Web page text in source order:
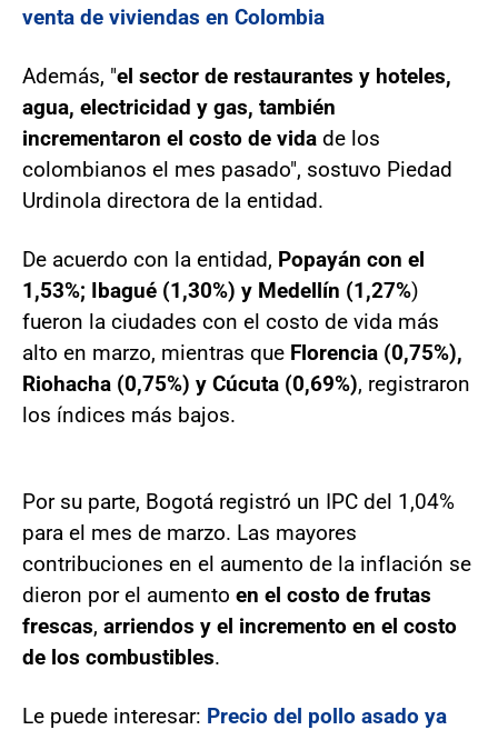
venta de viviendas en Colombia
Además, "el sector de restaurantes y hoteles,
agua, electricidad y gas, también
incrementaron el costo de vida de los
colombianos el mes pasado", sostuvo Piedad
Urdinola directora de la entidad.
De acuerdo con la entidad, Popayán con el
1,53%; Ibagué (1,30%) y Medellín (1,27%)
fueron la ciudades con el costo de vida más
alto en marzo, mientras que Florencia (0,75%),
Riohacha (0,75%) y Cúcuta (0,69%), registraron
los índices más bajos.
Por su parte, Bogotá registró un IPC del 1,04%
para el mes de marzo. Las mayores
contribuciones en el aumento de la inflación se
dieron por el aumento en el costo de frutas
frescas, arriendos y el incremento en el costo
de los combustibles.
Le puede interesar: Precio del pollo asado ya